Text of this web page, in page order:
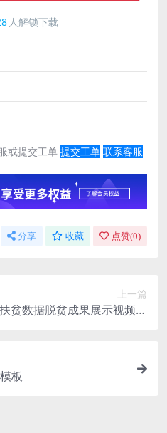
人解锁下载
或提交工单 提交工单 联系客服
分享 收藏 点赞(0)
上一篇
贫数据脱贫成果展示视频模
板